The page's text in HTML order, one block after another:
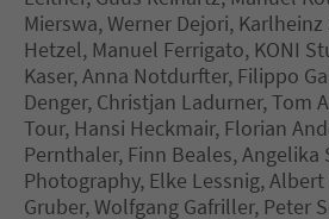
Mierswa, Werner Dejori,
Hetzel, Manuel Ferrigato, KONI
Kaser, Anna Notdurfter, Filippo
Denger, Christjan Ladurner, Tom
Tour, Hansi Heckmair, Florian
Pernthaler, Finn Beales, Angelika
Photography, Elke Lessnig, Albert
Gruber, Wolfgang Gafriller, Peter